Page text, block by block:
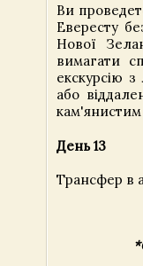
Ви
Евересту
Нової
вимагати
екскурсію
або
День 13
Трансфер в